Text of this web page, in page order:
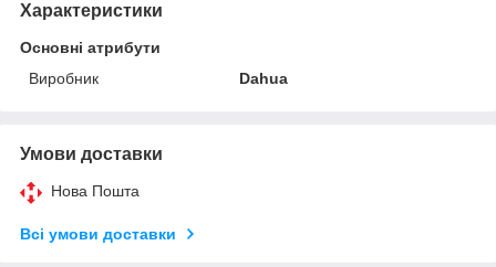
Характеристики
Основні атрибути
Виробник
Dahua
Умови доставки
Нова Пошта
Всі умови доставки